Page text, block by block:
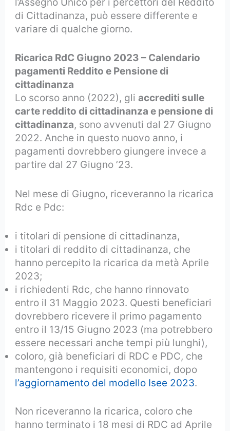
di Cittadinanza, può essere differente e
variare di qualche giorno.
Ricarica RdC Giugno 2023 – Calendario
pagamenti Reddito e Pensione di
cittadinanza
Lo scorso anno (2022), gliaccrediti sulle
carte reddito di cittadinanza e pensione di
cittadinanza, sono avvenuti dal 27 Giugno
2022. Anche in questo nuovo anno, i
pagamenti dovrebbero giungere invece a
partire dal 27 Giugno ’23.
Nel mese di Giugno, riceveranno la ricarica
Rdc e Pdc:
i titolari di pensione di cittadinanza,
i titolari di reddito di cittadinanza, che
hanno percepito la ricarica da metà Aprile
2023;
i richiedenti Rdc, che hanno rinnovato
entro il 31 Maggio 2023. Questi beneficiari
dovrebbero ricevere il primo pagamento
entro il 13/15 Giugno 2023 (ma potrebbero
essere necessari anche tempi più lunghi),
coloro, già beneficiari di RDC e PDC, che
mantengono i requisiti economici, dopo
l’aggiornamento del modello Isee 2023.
Non riceveranno la ricarica, coloro che
hanno terminato i 18 mesi di RDC ad Aprile